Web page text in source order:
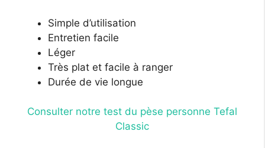
Simple d’utilisation
Entretien facile
Léger
Très plat et facile à ranger
Durée de vie longue
Consulter notre test du pèse personne Tefal
Classic